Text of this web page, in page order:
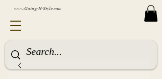
www.Going-N-Style.com